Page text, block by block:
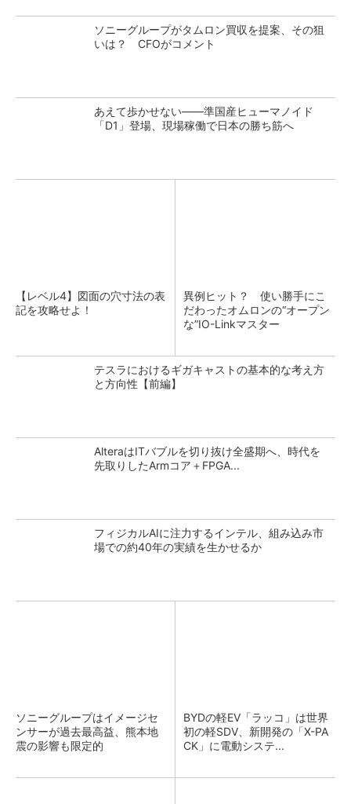
ソニーグループがタムロン買収を提案、その狙
いは？ CFOがコメント
あえて歩かせない――準国産ヒューマノイド
「D1」登場、現場稼働で日本の勝ち筋へ
【レベル4】図面の穴寸法の表
記を攻略せよ！
異例ヒット？ 使い勝手にこ
だわったオムロンの“オープン
な”IO-Linkマスター
テスラにおけるギガキャストの基本的な考え方
と方向性【前編】
AlteraはITバブルを切り抜け全盛期へ、時代を
先取りしたArmコア＋FPGA...
フィジカルAIに注力するインテル、組み込み市
場での約40年の実績を生かせるか
ソニーグループはイメージセ
ンサーが過去最高益、熊本地
震の影響も限定的
BYDの軽EV「ラッコ」は世界
初の軽SDV、新開発の「X-PA
CK」に電動システ...